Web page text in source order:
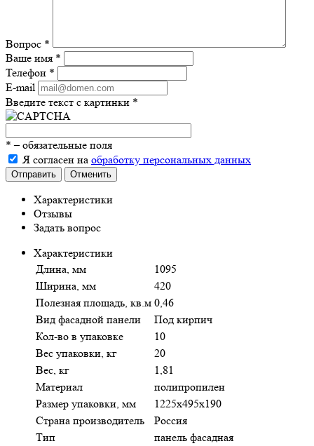
Вопрос *
Ваше имя *
Телефон *
E-mail
Введите текст с картинки *
* – обязательные поля
Я согласен на обработку персональных данных
Отправить Отменить
Характеристики
Отзывы
Задать вопрос
Характеристики
Длина, мм
1095
Ширина, мм
420
Полезная площадь, кв.м 0,46
Вид фасадной панели
Под кирпич
Кол-во в упаковке
10
Вес упаковки, кг
20
Вес, кг
1,81
Материал
полипропилен
Размер упаковки, мм
1225х495х190
Страна производитель
Россия
Тип
панель фасадная